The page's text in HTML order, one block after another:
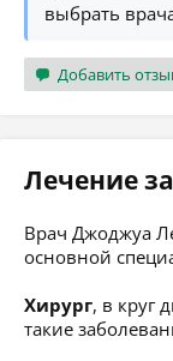
выбрать
Добавить
Лечение
Врач Джоджуа
основной
Хирург, в круг
такие